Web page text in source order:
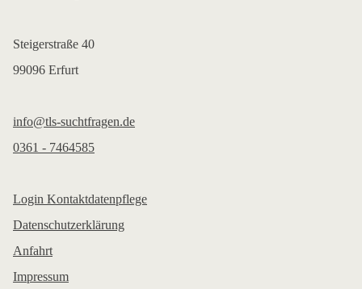
Steigerstraße 40
99096 Erfurt
info@tls-suchtfragen.de
0361 - 7464585
Login Kontaktdatenpflege
Datenschutzerklärung
Anfahrt
Impressum